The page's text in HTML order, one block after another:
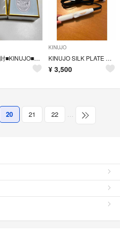
新品未開封■KINUJO■Soap de Sheep（Pure）
KINUJO
KINUJO SILK PLATE mini iron
¥ 3,500
20 21 22 …